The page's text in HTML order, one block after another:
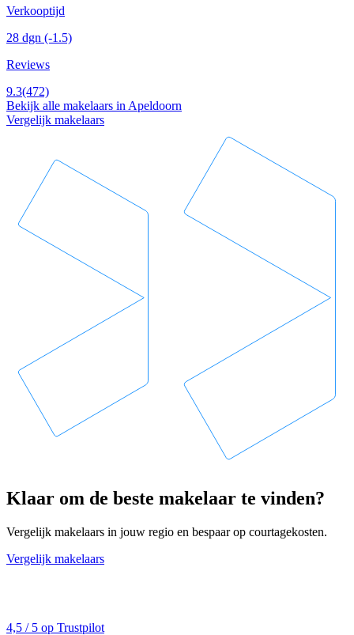
Verkooptijd
28 dgn (-1.5)
Reviews
9.3(472)
Bekijk alle makelaars in Apeldoorn
Vergelijk makelaars
Klaar om de beste makelaar te vinden?
Vergelijk makelaars in jouw regio en bespaar op courtagekosten.
Vergelijk makelaars
4,5 / 5 op Trustpilot